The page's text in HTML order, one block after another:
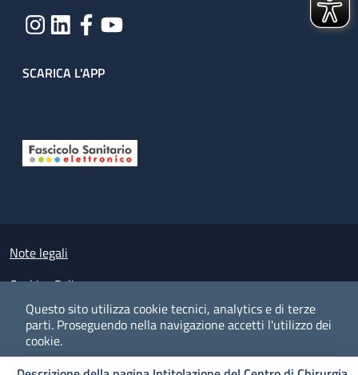
Questo sito utilizza cookie tecnici, analytics e di terze
parti. Proseguendo nella navigazione accetti l'utilizzo dei
cookie.
SCARICA L'APP
Small prints
Note legali
Cookies Policy
Policy privacy e protezione del dato personale
Albo pretorio on-line